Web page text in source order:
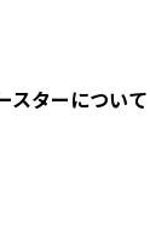
スターについて